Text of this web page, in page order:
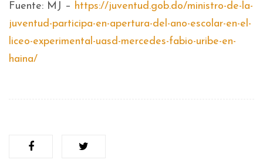
Fuente: MJ – https://juventud.gob.do/ministro-de-la-
juventud-participa-en-apertura-del-ano-escolar-en-el-
liceo-experimental-uasd-mercedes-fabio-uribe-en-
haina/